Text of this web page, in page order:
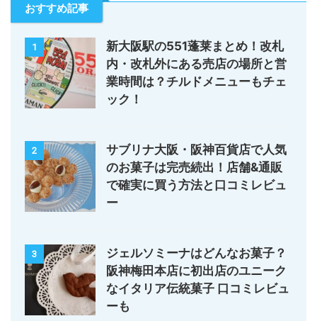
おすすめ記事
1
新大阪駅の551蓬莱まとめ！改札
内・改札外にある売店の場所と営
業時間は？チルドメニューもチェ
ック！
2
サブリナ大阪・阪神百貨店で人気
のお菓子は完売続出！店舗&通販
で確実に買う方法と口コミレビュ
ー
3
ジェルソミーナはどんなお菓子？
阪神梅田本店に初出店のユニーク
なイタリア伝統菓子 口コミレビュ
ーも